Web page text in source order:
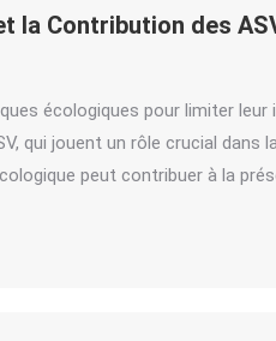
la Contribution des
écologiques pour limiter leur
qui jouent un rôle crucial dans
peut contribuer à la